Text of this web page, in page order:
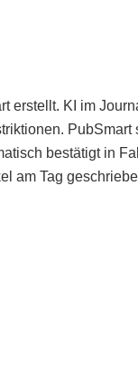
erstellt. KI im
PubSmart
bestätigt in
am Tag